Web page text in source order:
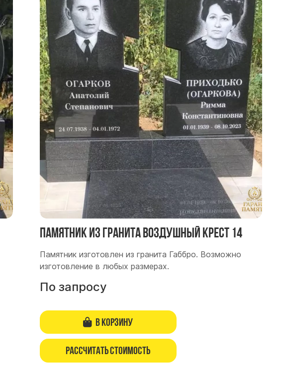
Памятник из гранита Воздушный крест 14
Памятник изготовлен из гранита Габбро. Возможно
изготовление в любых размерах.
По запросу
В корзину
Рассчитать стоимость